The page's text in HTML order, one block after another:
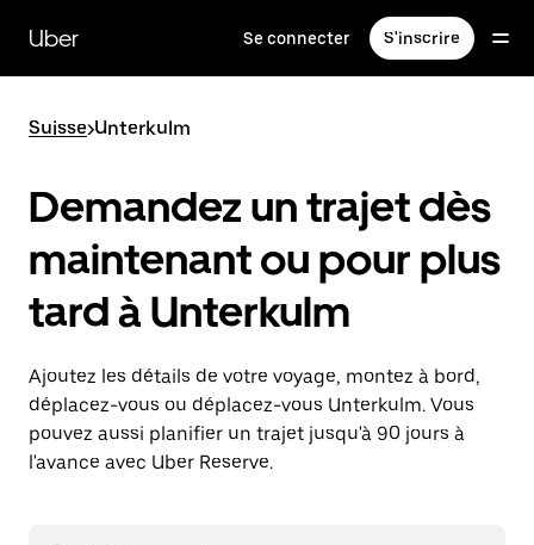
contenu
principal
Uber Se connecter S'inscrire
Suisse>Unterkulm
Demandez un trajet dès
maintenant ou pour plus
tard à Unterkulm
Ajoutez les détails de votre voyage, montez à bord,
déplacez-vous ou déplacez-vous Unterkulm. Vous
pouvez aussi planifier un trajet jusqu'à 90 jours à
l'avance avec Uber Reserve.